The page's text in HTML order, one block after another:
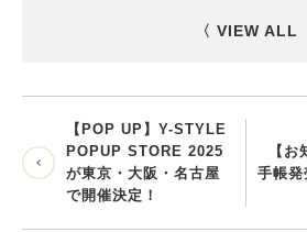
〈 VIEW ALL
【POP UP】Y-STYLE
POPUP STORE 2025
が東京・大阪・名古屋
で開催決定！
【
手帳発